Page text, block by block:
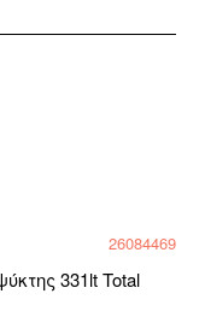
26084469
331lt Total